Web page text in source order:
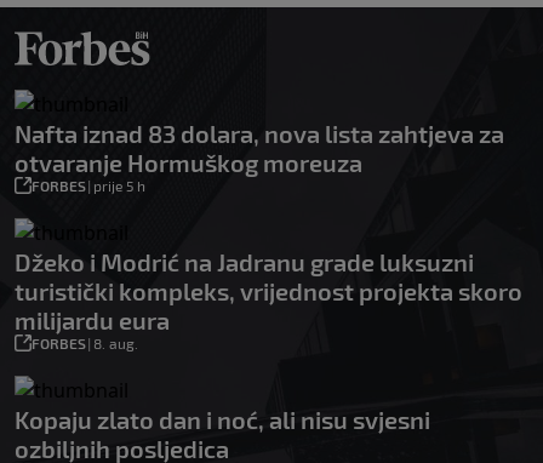
Nafta iznad 83 dolara, nova lista zahtjeva za
otvaranje Hormuškog moreuza
FORBES| prije 5 h
Džeko i Modrić na Jadranu grade luksuzni
turistički kompleks, vrijednost projekta skoro
milijardu eura
FORBES| 8. aug.
Kopaju zlato dan i noć, ali nisu svjesni
ozbiljnih posljedica